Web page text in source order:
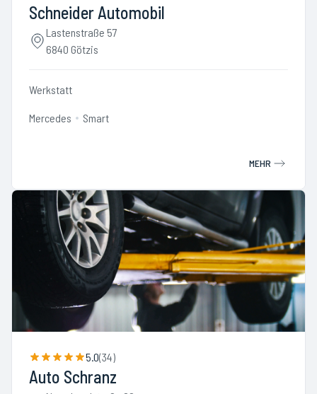
Schneider Automobil
Lastenstraße 57
6840 Götzis
Werkstatt
Mercedes Smart
MEHR
5.0(34)
Auto Schranz